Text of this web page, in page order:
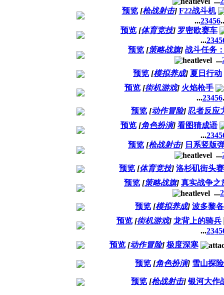
预览 [枪战射击] F22战斗机
...23456..
预览 [体育竞技] 罗密欧赛车
...2345
预览 [策略战旗] 战斗任务
...
预览 [模拟养成] 夏日行动
预览 [街机游戏] 火焰枪手
...23456
预览 [动作冒险] 忍者反应
预览 [角色扮演] 看图猜成语
...2345
预览 [枪战射击] 日系竖版
...
预览 [体育竞技] 洛杉矶街头
预览 [策略战旗] 真实战争之
...2
预览 [模拟养成] 波多黎各
预览 [街机游戏] 龙背上的骑兵
...2345
预览 [动作冒险] 极度深寒
预览 [角色扮演] 雪山探险
预览 [枪战射击] 银河大作